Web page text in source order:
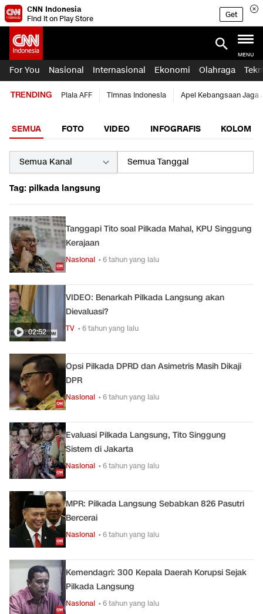
CNN Indonesia
Find it on Play Store
Get
MENU
For You Nasional Internasional Ekonomi Olahraga
TRENDING Piala AFF Timnas Indonesia Apel Kebangsaan Jaga
SEMUA FOTO VIDEO INFOGRAFIS KOLOM
Tag: pilkada langsung
Tanggapi Tito soal Pilkada Mahal, KPU Singgung
Kerajaan
Nasional • 6 tahun yang lalu
02:52
VIDEO: Benarkah Pilkada Langsung akan
Dievaluasi?
TV • 6 tahun yang lalu
Opsi Pilkada DPRD dan Asimetris Masih Dikaji
DPR
Nasional • 6 tahun yang lalu
Evaluasi Pilkada Langsung, Tito Singgung
Sistem di Jakarta
Nasional • 6 tahun yang lalu
MPR: Pilkada Langsung Sebabkan 826 Pasutri
Bercerai
Nasional • 6 tahun yang lalu
Kemendagri: 300 Kepala Daerah Korupsi Sejak
Pilkada Langsung
Nasional • 6 tahun yang lalu